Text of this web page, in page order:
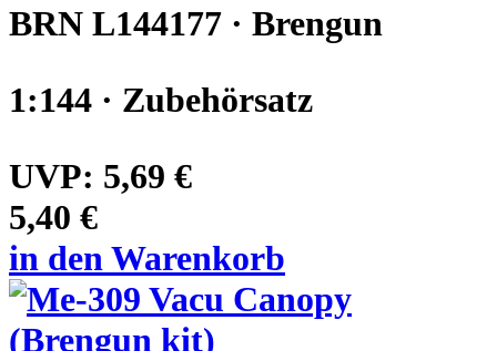
BRN L144177 · Brengun
1:144 · Zubehörsatz
UVP: 5,69 €
5,40 €
in den Warenkorb